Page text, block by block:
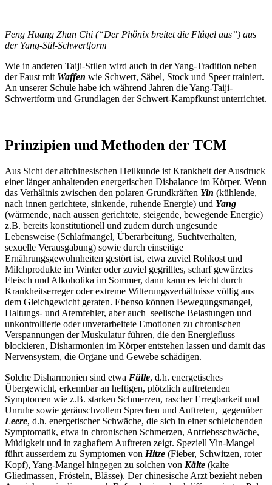
Feng Huang Zhan Chi (“Der Phönix breitet die Flügel aus”) aus
der Yang-Stil-Schwertform
Wie in anderen Taiji-Stilen wird auch in der Yang-Tradition neben
der Faust mit Waffen wie Schwert, Säbel, Stock und Speer trainiert.
An unserer Schule habe ich während Jahren die Yang-Taiji-
Schwertform und Grundlagen der Schwert-Kampfkunst unterrichtet.
Prinzipien und Methoden der TCM
Aus Sicht der altchinesischen Heilkunde ist Krankheit der Ausdruck
einer länger anhaltenden energetischen Disbalance im Körper. Wenn
das Verhältnis zwischen den polaren Grundkräften Yin (kühlende,
nach innen gerichtete, sinkende, ruhende Energie) und Yang
(wärmende, nach aussen gerichtete, steigende, bewegende Energie)
z.B. bereits konstitutionell und zudem durch ungesunde
Lebensweise (Schlafmangel, Überarbeitung, Suchtverhalten,
sexuelle Verausgabung) sowie durch einseitige
Ernährungsgewohnheiten gestört ist, etwa zuviel Rohkost und
Milchprodukte im Winter oder zuviel gegrilltes, scharf gewürztes
Fleisch und Alkoholika im Sommer, dann kann es leicht durch
Krankheitserreger oder extreme Witterungsverhältnisse völlig aus
dem Gleichgewicht geraten. Ebenso können Bewegungsmangel,
Haltungs- und Atemfehler, aber auch seelische Belastungen und
unkontrollierte oder unverarbeitete Emotionen zu chronischen
Verspannungen der Muskulatur führen, die den Energiefluss
blockieren, Disharmonien im Körper entstehen lassen und damit das
Nervensystem, die Organe und Gewebe schädigen.
Solche Disharmonien sind etwa Fülle, d.h. energetisches
Übergewicht, erkennbar an heftigen, plötzlich auftretenden
Symptomen wie z.B. starken Schmerzen, rascher Erregbarkeit und
Unruhe sowie geräuschvollem Sprechen und Auftreten, gegenüber
Leere, d.h. energetischer Schwäche, die sich in einer schleichenden
Symptomatik, etwa in chronischen Schmerzen, Antriebsschwäche,
Müdigkeit und in zaghaftem Auftreten zeigt. Speziell Yin-Mangel
führt ausserdem zu Symptomen von Hitze (Fieber, Schwitzen, roter
Kopf), Yang-Mangel hingegen zu solchen von Kälte (kalte
Gliedmassen, Frösteln, Blässe). Der chinesische Arzt bezieht neben